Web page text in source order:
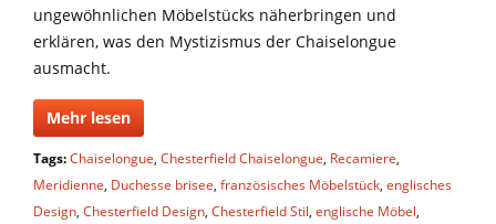
ungewöhnlichen Möbelstücks näherbringen und
erklären, was den Mystizismus der Chaiselongue
ausmacht.
Mehr lesen
Tags:Chaiselongue, Chesterfield Chaiselongue, Recamiere,
Meridienne, Duchesse brisee, französisches Möbelstück, englisches
Design, Chesterfield Design, Chesterfield Stil, englische Möbel,